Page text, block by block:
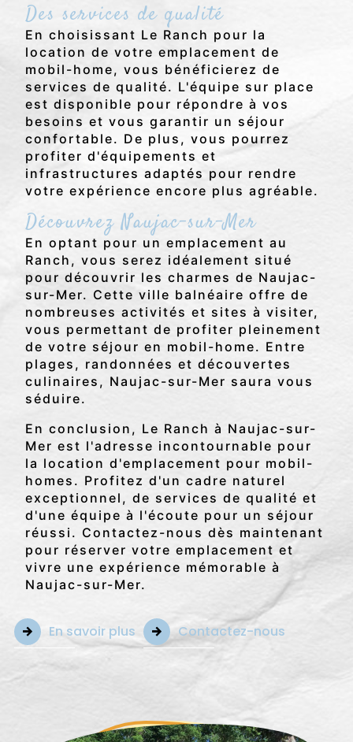
Des services de qualité
En choisissant Le Ranch pour la
location de votre emplacement de
mobil-home, vous bénéficierez de
services de qualité. L'équipe sur place
est disponible pour répondre à vos
besoins et vous garantir un séjour
confortable. De plus, vous pourrez
profiter d'équipements et
infrastructures adaptés pour rendre
votre expérience encore plus agréable.
Découvrez Naujac-sur-Mer
En optant pour un emplacement au
Ranch, vous serez idéalement situé
pour découvrir les charmes de Naujac-
sur-Mer. Cette ville balnéaire offre de
nombreuses activités et sites à visiter,
vous permettant de profiter pleinement
de votre séjour en mobil-home. Entre
plages, randonnées et découvertes
culinaires, Naujac-sur-Mer saura vous
séduire.
En conclusion, Le Ranch à Naujac-sur-
Mer est l'adresse incontournable pour
la location d'emplacement pour mobil-
homes. Profitez d'un cadre naturel
exceptionnel, de services de qualité et
d'une équipe à l'écoute pour un séjour
réussi. Contactez-nous dès maintenant
pour réserver votre emplacement et
vivre une expérience mémorable à
Naujac-sur-Mer.
En savoir plus Contactez-nous